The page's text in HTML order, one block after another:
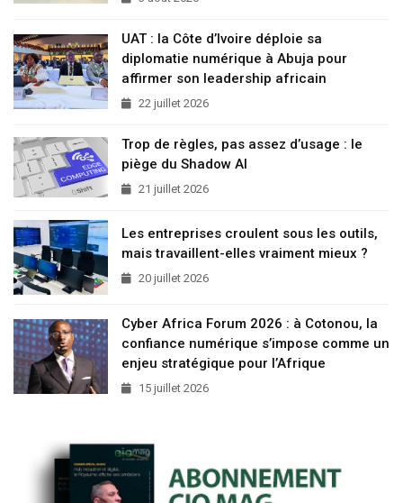
UAT : la Côte d’Ivoire déploie sa
diplomatie numérique à Abuja pour
affirmer son leadership africain
22 juillet 2026
Trop de règles, pas assez d’usage : le
piège du Shadow AI
21 juillet 2026
Les entreprises croulent sous les outils,
mais travaillent-elles vraiment mieux ?
20 juillet 2026
Cyber Africa Forum 2026 : à Cotonou, la
confiance numérique s’impose comme un
enjeu stratégique pour l’Afrique
15 juillet 2026